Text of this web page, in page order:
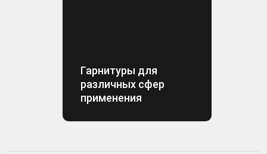
Гарнитуры для
различных сфер
применения